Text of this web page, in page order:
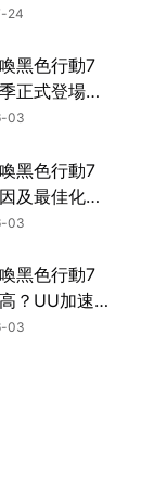
攻略！
24
黑色行動7
正式登場，
速器，讓
03
黑色行動7
及最佳化技
析！
03
黑色行動7
？UU加速
定延遲與斷
03